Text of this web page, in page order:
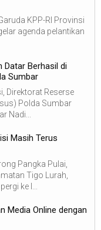
KPP-RI Provinsi
agenda pelantikan
Datar Berhasil di
Sumbar
Direktorat Reserse
Polda Sumbar
Nadi...
Masih Terus
Pangka Pulai,
Tigo Lurah,
ke l...
Media Online dengan